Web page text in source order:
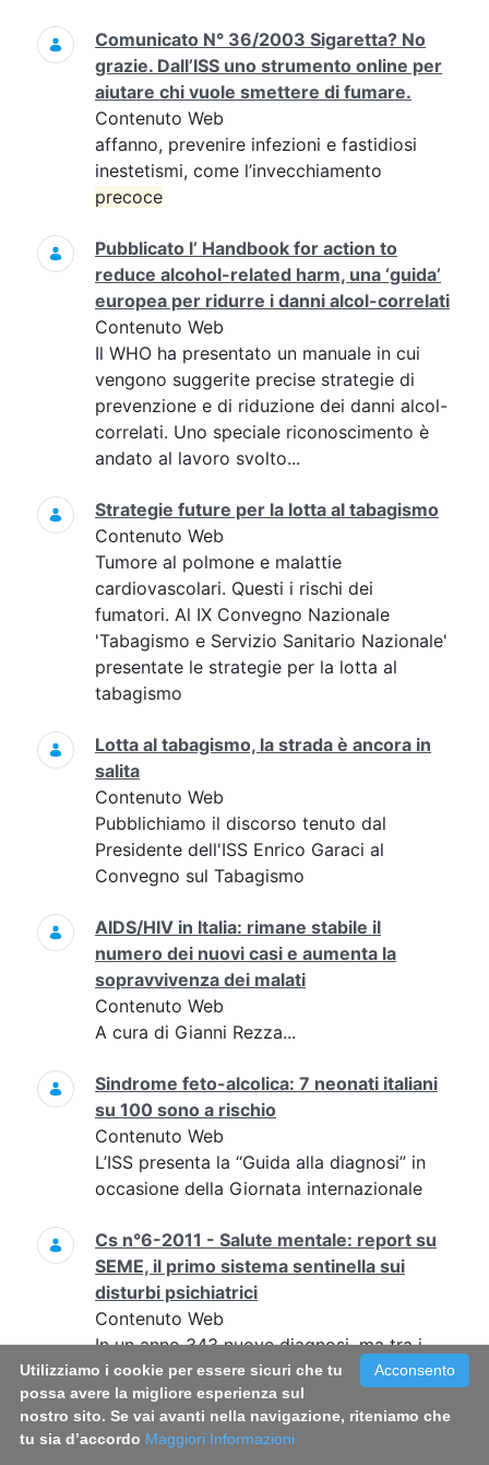
Comunicato N° 36/2003 Sigaretta? No
grazie. Dall’ISS uno strumento online per
aiutare chi vuole smettere di fumare.
Contenuto Web
affanno, prevenire infezioni e fastidiosi
inestetismi, come l’invecchiamento
precoce
Pubblicato l’ Handbook for action to
reduce alcohol-related harm, una ‘guida’
europea per ridurre i danni alcol-correlati
Contenuto Web
Il WHO ha presentato un manuale in cui
vengono suggerite precise strategie di
prevenzione e di riduzione dei danni alcol-
correlati. Uno speciale riconoscimento è
andato al lavoro svolto...
Strategie future per la lotta al tabagismo
Contenuto Web
Tumore al polmone e malattie
cardiovascolari. Questi i rischi dei
fumatori. Al IX Convegno Nazionale
'Tabagismo e Servizio Sanitario Nazionale'
presentate le strategie per la lotta al
tabagismo
Lotta al tabagismo, la strada è ancora in
salita
Contenuto Web
Pubblichiamo il discorso tenuto dal
Presidente dell'ISS Enrico Garaci al
Convegno sul Tabagismo
AIDS/HIV in Italia: rimane stabile il
numero dei nuovi casi e aumenta la
sopravvivenza dei malati
Contenuto Web
A cura di Gianni Rezza...
Sindrome feto-alcolica: 7 neonati italiani
su 100 sono a rischio
Contenuto Web
L’ISS presenta la “Guida alla diagnosi” in
occasione della Giornata internazionale
Cs n°6-2011 - Salute mentale: report su
SEME, il primo sistema sentinella sui
disturbi psichiatrici
Contenuto Web
In un anno 343 nuove diagnosi, ma tra i
primi sintomi e l’accesso ai servizi un
ritardo di almeno 4 anni per la metà dei
pazienti
Acconsento
Utilizziamo i cookie per essere sicuri che tu
possa avere la migliore esperienza sul
nostro sito. Se vai avanti nella navigazione, riteniamo che
tu sia d’accordo Maggiori Informazioni